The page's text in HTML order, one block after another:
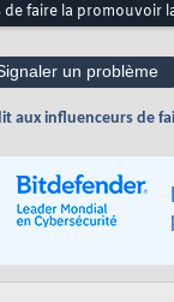
faire la promouvoir
un problème
aux influenceurs de